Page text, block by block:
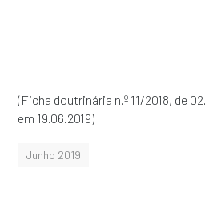
(Ficha doutrinária n.º 11/2018, de
em 19.06.2019)
Junho 2019